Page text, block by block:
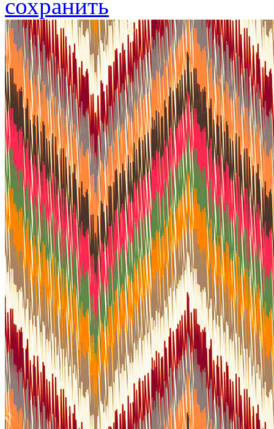
сохранить